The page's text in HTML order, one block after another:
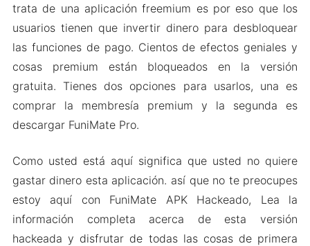
trata de una aplicación freemium es por eso que los
usuarios tienen que invertir dinero para desbloquear
las funciones de pago. Cientos de efectos geniales y
cosas premium están bloqueados en la versión
gratuita. Tienes dos opciones para usarlos, una es
comprar la membresía premium y la segunda es
descargar FuniMate Pro.
Como usted está aquí significa que usted no quiere
gastar dinero esta aplicación. así que no te preocupes
estoy aquí con FuniMate APK Hackeado, Lea la
información completa acerca de esta versión
hackeada y disfrutar de todas las cosas de primera